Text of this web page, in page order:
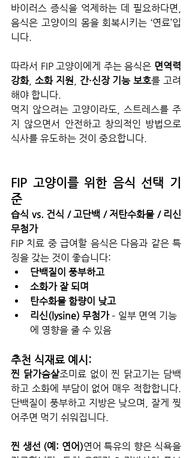
바이러스 증식을 억제하는 데 필요하다면,
음식은 고양이의 몸을 회복시키는 ‘연료’입
니다.
따라서 FIP 고양이에게 주는 음식은 면역력
강화, 소화 지원 간·신장 기능 보호를 고려
해야 합니다.
먹지 않으려는 고양이라도, 스트레스를 주
지 않으면서 안전하고 창의적인 방법으로
식사를 유도하는 것이 중요합니다.
FIP 고양이를 위한 음식 선택 기
준
습식 vs. 건식 / 고단백 / 저탄수화물 / 리신
무첨가
FIP 치료 중 급여할 음식은 다음과 같은 특
징을 갖는 것이 좋습니다:
단백질이 풍부하고
소화가 잘 되며
탄수화물 함량이 낮고
리신(lysine) 무첨가 – 일부 면역 기능
에 영향을 줄 수 있음
추천 식재료 예시:
찐 닭가슴살조미료 없이 찐 닭고기는 담백
하고 소화에 부담이 없어 매우 적합합니다.
단백질이 풍부하고 지방은 낮으며, 잘게 찢
어주면 먹기 쉬워집니다.
찐 생선 (예: 연어)연어 특유의 향은 식욕을